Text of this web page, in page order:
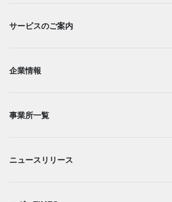
サービスのご案内
企業情報
事業所一覧​
ニュースリリース